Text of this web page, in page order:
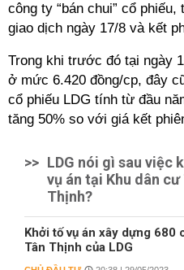
công ty “bán chui” cổ
giao dịch ngày 17/8 và kết
Trong khi trước đó tại ngày
ở mức 6.420 đồng/cp, đây
cổ phiếu LDG tính từ đầu
tăng 50% so với giá kết
>> LDG nói gì sau việc
vụ án tại Khu dân cư
Thịnh?
Khởi tố vụ án xây dựng
Tân Thịnh của LDG